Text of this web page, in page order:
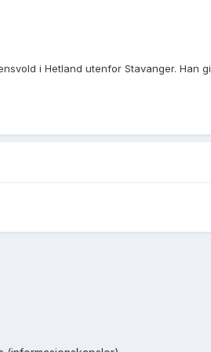
i Hetland utenfor Stavanger. Han